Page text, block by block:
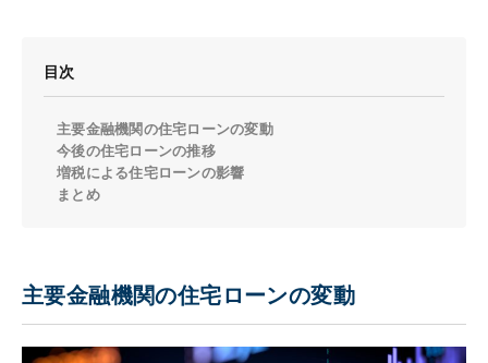
目次
主要金融機関の住宅ローンの変動
今後の住宅ローンの推移
増税による住宅ローンの影響
まとめ
主要金融機関の住宅ローンの変動